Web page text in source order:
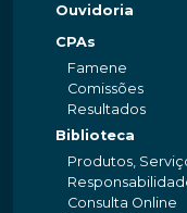
Ouvidoria
CPAs
Famene
Comissões
Resultados
Biblioteca
Produtos,
Consulta Online